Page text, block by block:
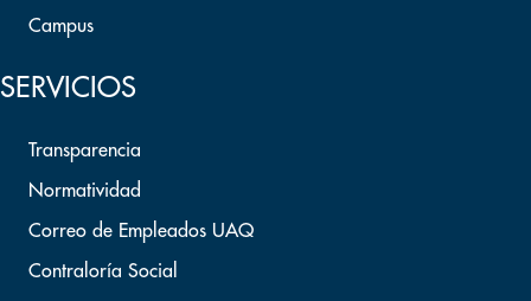
Campus
SERVICIOS
Transparencia
Normatividad
Correo de Empleados UAQ
Contraloría Social